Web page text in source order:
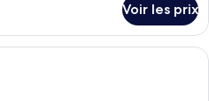
Voir les prix